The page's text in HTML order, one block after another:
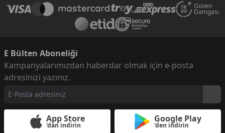
Güven
Damgası
E Bülten Aboneliği
Kampanyalarımızdan haberdar olmak için e-posta
adresinizi yazınız.
App Store
'dan indirin
Google Play
'den indirin